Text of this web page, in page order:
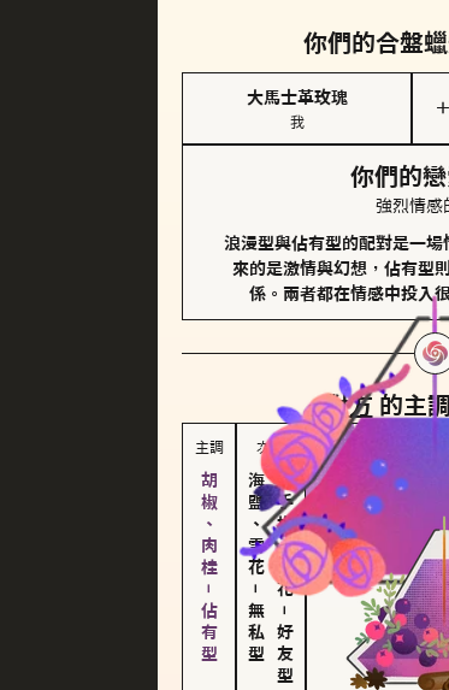
你們的合盤
大馬士革玫瑰
我
＋
你們的
強烈情感
浪漫型與佔有型的配對是一
來的是激情與幻想，佔有型
係。兩者都在情感中投入
對方 的主
主調
胡椒、肉桂－佔有型
次調
海鹽、雪花
－
無私型
佛手柑、橙花
－
好友型